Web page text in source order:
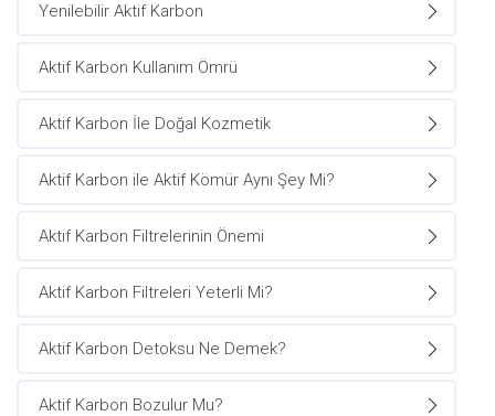
Yenilebilir Aktif Karbon
Aktif Karbon Kullanım Ömrü
Aktif Karbon İle Doğal Kozmetik
Aktif Karbon ile Aktif Kömür Aynı Şey Mi?
Aktif Karbon Filtrelerinin Önemi
Aktif Karbon Filtreleri Yeterli Mi?
Aktif Karbon Detoksu Ne Demek?
Aktif Karbon Bozulur Mu?